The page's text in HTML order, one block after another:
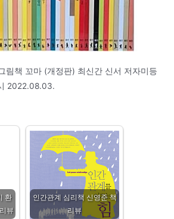
림책 꼬마 (개정판) 최신간 신서 저자미등
2022.08.03.
환
뷰
인간관계 심리책 신영준 책
리뷰